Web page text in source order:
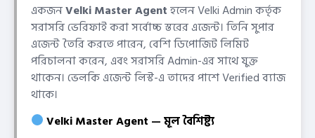
একজনVelki Master Agentহলেন Velki Admin কর্তৃক
সরাসরি ভেরিফাই করা সর্বোচ্চ স্তরের এজেন্ট। তিনি সুপার
এজেন্ট তৈরি করতে পারেন, বেশি ডিপোজিট লিমিট
পরিচালনা করেন, এবং সরাসরি Admin-এর সাথে যুক্ত
থাকেন। ভেলকি এজেন্ট লিস্ট-এ তাদের পাশে Verified ব্যাজ
থাকে।
Velki Master Agent — মূল বৈশিষ্ট্য